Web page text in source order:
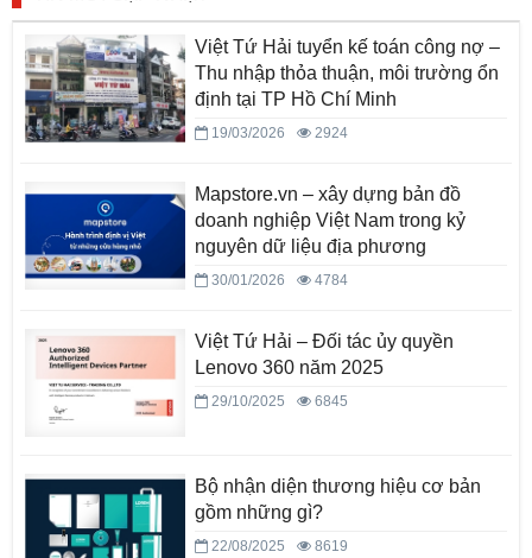
Việt Tứ Hải tuyển kế toán công nợ –
Thu nhập thỏa thuận, môi trường ổn
định tại TP Hồ Chí Minh
19/03/2026 2924
Mapstore.vn – xây dựng bản đồ
doanh nghiệp Việt Nam trong kỷ
nguyên dữ liệu địa phương
30/01/2026 4784
Việt Tứ Hải – Đối tác ủy quyền
Lenovo 360 năm 2025
29/10/2025 6845
Bộ nhận diện thương hiệu cơ bản
gồm những gì?
22/08/2025 8619